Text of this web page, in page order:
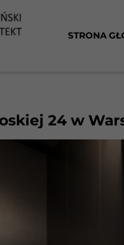
STRONA
24 w